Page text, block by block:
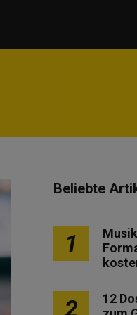
Beliebte
1
2
12